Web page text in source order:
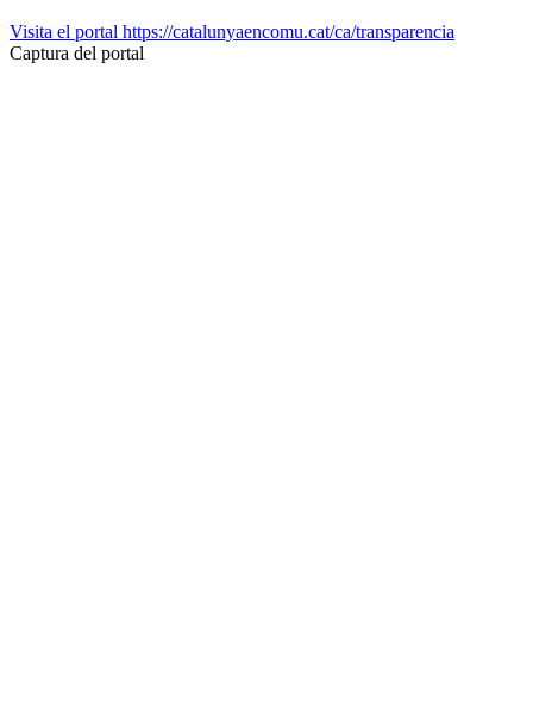
Visita el portal https://catalunyaencomu.cat/ca/transparencia
Captura del portal